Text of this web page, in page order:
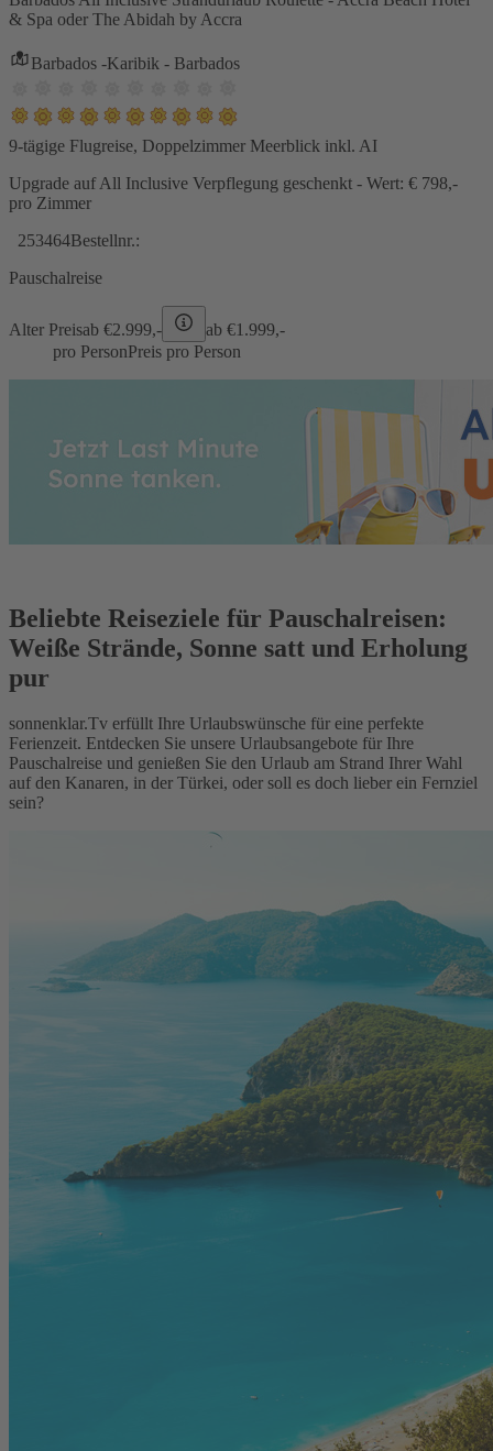
& Spa oder The Abidah by Accra
Barbados -Karibik - Barbados
9-tägige Flugreise, Doppelzimmer Meerblick inkl. AI
Upgrade auf All Inclusive Verpflegung geschenkt - Wert: € 798,-
pro Zimmer
253464Bestellnr.:
Pauschalreise
Alter Preisab €2.999,- ab €1.999,-
pro PersonPreis pro Person
Beliebte Reiseziele für Pauschalreisen:
Weiße Strände, Sonne satt und Erholung
pur
sonnenklar.Tv erfüllt Ihre Urlaubswünsche für eine perfekte
Ferienzeit. Entdecken Sie unsere Urlaubsangebote für Ihre
Pauschalreise und genießen Sie den Urlaub am Strand Ihrer Wahl
auf den Kanaren, in der Türkei, oder soll es doch lieber ein Fernziel
sein?